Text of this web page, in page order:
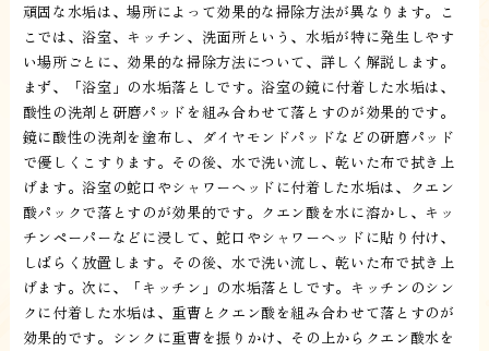
頑固な水垢は、場所によって効果的な掃除方法が異なります。こ
こでは、浴室、キッチン、洗面所という、水垢が特に発生しやす
い場所ごとに、効果的な掃除方法について、詳しく解説します。
まず、「浴室」の水垢落としです。浴室の鏡に付着した水垢は、
酸性の洗剤と研磨パッドを組み合わせて落とすのが効果的です。
鏡に酸性の洗剤を塗布し、ダイヤモンドパッドなどの研磨パッド
で優しくこすります。その後、水で洗い流し、乾いた布で拭き上
げます。浴室の蛇口やシャワーヘッドに付着した水垢は、クエン
酸パックで落とすのが効果的です。クエン酸を水に溶かし、キッ
チンペーパーなどに浸して、蛇口やシャワーヘッドに貼り付け、
しばらく放置します。その後、水で洗い流し、乾いた布で拭き上
げます。次に、「キッチン」の水垢落としです。キッチンのシン
クに付着した水垢は、重曹とクエン酸を組み合わせて落とすのが
効果的です。シンクに重曹を振りかけ、その上からクエン酸水を